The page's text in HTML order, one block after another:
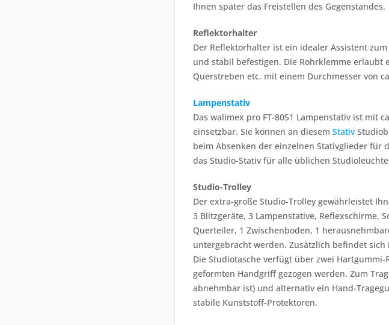
Ihnen später das Freistellen des Gegenstandes.
Reflektorhalter
Der Reflektorhalter ist ein idealer Assistent
und stabil befestigen. Die Rohrklemme erlaubt
Querstreben etc. mit einem Durchmesser von
Lampenstativ
Das walimex pro FT-8051 Lampenstativ ist mit
einsetzbar. Sie können an diesem Stativ
beim Absenken der einzelnen Stativglieder für
das Studio-Stativ für alle üblichen
Studio-Trolley
Der extra-große Studio-Trolley gewährleistet
3 Blitzgeräte, 3 Lampenstative, Reflexschirme,
Querteiler, 1 Zwischenboden, 1
untergebracht werden. Zusätzlich befindet
Die Studiotasche verfügt über zwei
geformten Handgriff gezogen werden. Zum
abnehmbar ist) und alternativ ein Hand-
stabile Kunststoff-Protektoren.